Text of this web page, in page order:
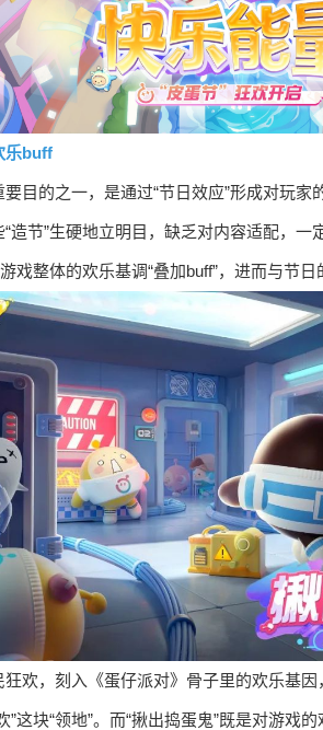
乐buff
目的之一，是通过“节日效应”形成对玩
造节”生硬地立明目，缺乏对内容适配，一
戏整体的欢乐基调“叠加buff”，进而与节
欢，刻入《蛋仔派对》骨子里的欢乐基
这块“领地”。而“揪出捣蛋鬼”既是对游戏